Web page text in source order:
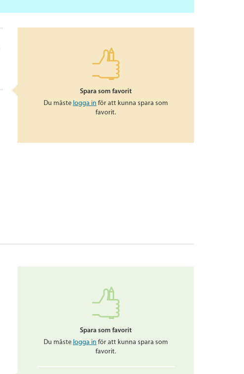
Spara som favorit
Du måste logga in för att kunna spara som
favorit.
Spara som favorit
Du måste logga in för att kunna spara som
favorit.